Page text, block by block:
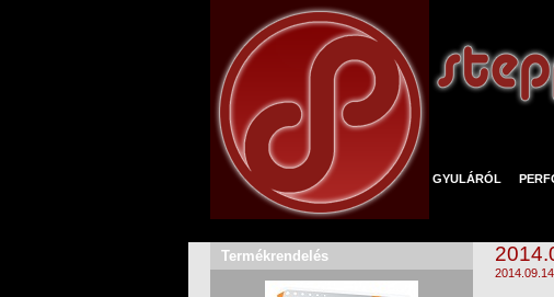
GYULÁRÓL
Termékrendelés
2014.09.14.